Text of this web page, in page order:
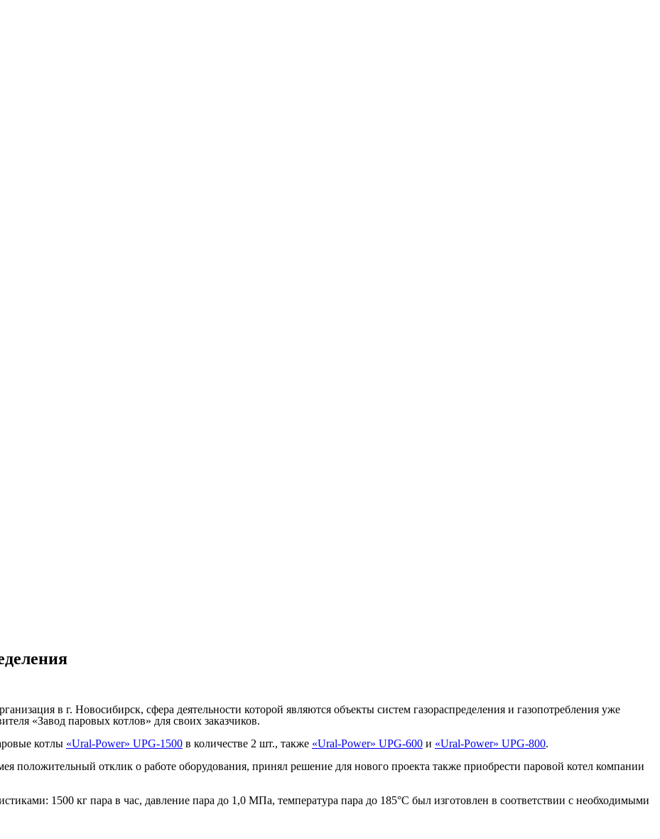
в г. Новосибирск, сфера деятельности которой являются объекты систем газораспределения и газопотребления уже
«Завод паровых котлов» для своих заказчиков.
котлы «Ural-Power» UPG-1500 в количестве 2 шт., также «Ural-Power» UPG-600 и «Ural-Power» UPG-800.
положительный отклик о работе оборудования, принял решение для нового проекта также приобрести паровой котел компании
1500 кг пара в час, давление пара до 1,0 МПа, температура пара до 185°С был изготовлен в соответствии с необходимыми